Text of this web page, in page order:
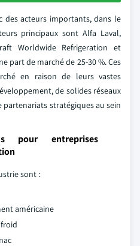
des acteurs importants, dans le
principaux sont Alfa Laval,
Worldwide Refrigeration et
part de marché de 25-30 %. Ces
en raison de leurs vastes
de solides réseaux
stratégiques au sein
pour entreprises
sont :
américaine